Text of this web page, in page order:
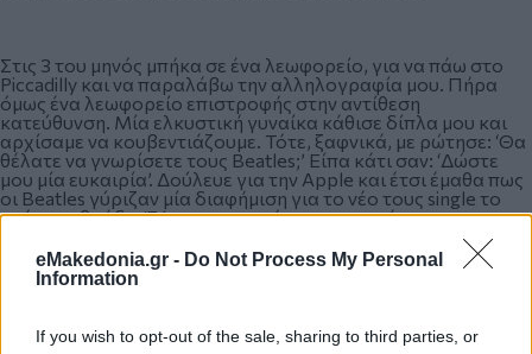
eMakedonia.gr - Do Not Process My Personal
Information
If you wish to opt-out of the sale, sharing to third parties, or
Στις 3 του μηνός μπήκα σε ένα λεωφορείο, για να πάω στο
Piccadilly και να παραλάβω την αλληλογραφία μου. Πήρα
όμως ένα λεωφορείο επιστροφής στην αντίθεση
κατεύθυνση. Μία ελκυστική γυναίκα κάθισε δίπλα μου και
αρχίσαμε να κουβεντιάζουμε. Τότε, ξαφνικά, με ρώτησε: ‘Θα
θέλατε να γνωρίσετε τους Beatles;’ Είπα κάτι σαν: ‘Δώστε
μου μία ευκαιρία’. Δούλευε για την Apple και έτσι έμαθα πως
οι Beatles γύριζαν μία διαφήμιση για το νέο τους single το
επόμενο βράδυ. Έψαχναν για κόσμο και της άρεσε το
πρόσωπό μου. Δεν πίστευα λέξη από όσα μου έλεγε. Αυτή
όμως μου έδωσε ένα κομμάτι χαρτί και μου είπε να
βρίσκομαι στον σταθμό Βικτώρια την επόμενη μέρα στις 4